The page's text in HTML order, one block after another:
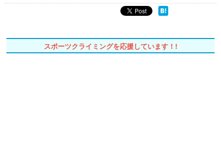
スポーツクライミングを応援しています！!